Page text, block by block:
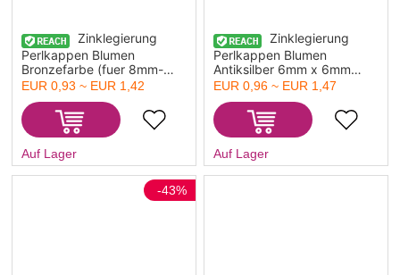
Zinklegierung
Perlkappen Blumen
Bronzefarbe (fuer 8mm-
14mm Perlen) 6mm x 6mm,
EUR 0,93 ~ EUR 1,42
Auf Lager
Zinklegierung
Perlkappen Blumen
Antiksilber 6mm x 6mm
300 Stueck
EUR 0,96 ~ EUR 1,47
Auf Lager
-43%